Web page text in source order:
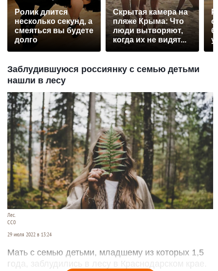
Ролик длится
несколько секунд, а
смеяться вы будете
долго
Скрытая камера на
пляже Крыма: Что
люди вытворяют,
когда их не видят...
Заблудившуюся россиянку с семью детьми
нашли в лесу
Лес.
СС0
29 июля 2022 в 13:24
Мать с семью детьми, младшему из которых 1,5
года, заблудились в лесу в Краснодарском крае.